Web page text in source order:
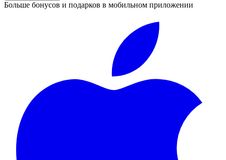
Больше бонусов и подарков в мобильном приложении